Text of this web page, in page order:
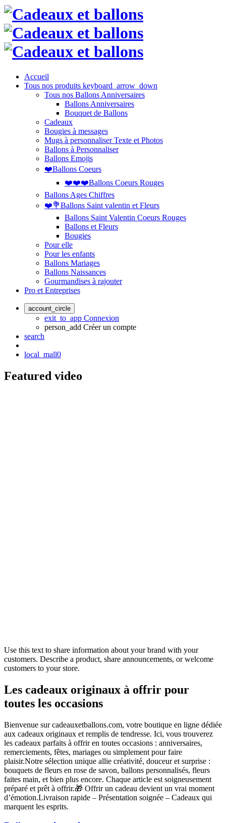
Accueil
Tous nos produits keyboard_arrow_down
Tous nos Ballons Anniversaires
Ballons Anniversaires
Bouquet de Ballons
Cadeaux
Bougies à messages
Mugs à personnaliser Texte et Photos
Ballons à Personnaliser
Ballons Emojis
❤️Ballons Coeurs
❤️❤️❤️Ballons Coeurs Rouges
Ballons Ages Chiffres
❤️💐Ballons Saint valentin et Fleurs
Ballons Saint Valentin Coeurs Rouges
Ballons et Fleurs
Bougies
Pour elle
Pour les enfants
Ballons Mariages
Ballons Naissances
Gourmandises à rajouter
Pro et Entreprises
account_circle
exit_to_app Connexion
person_add Créer un compte
search
local_mall0
Featured video
Use this text to share information about your brand with your
customers. Describe a product, share announcements, or welcome
customers to your store.
Les cadeaux originaux à offrir pour
toutes les occasions
Bienvenue sur cadeauxetballons.com, votre boutique en ligne dédiée
aux cadeaux originaux et remplis de tendresse. Ici, vous trouverez
les cadeaux parfaits à offrir en toutes occasions : anniversaires,
remerciements, fêtes, mariages ou simplement pour faire
plaisir.Notre sélection unique allie créativité, douceur et surprise :
bouquets de fleurs en rose de savon, ballons personnalisés, fleurs
faites main, et bien plus encore. Chaque article est soigneusement
préparé et prêt à offrir.🎁 Offrir un cadeau devient un vrai moment
d’émotion.Livraison rapide – Présentation soignée – Cadeaux qui
marquent les esprits.